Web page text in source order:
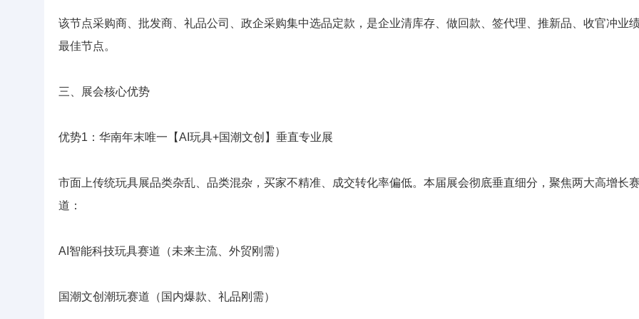
该节点采购商、批发商、礼品公司、政企采购集中选品定款，是企业清库存、做回款、签代理、推新品、收官冲业
最佳节点。
三、展会核心优势
优势1：华南年末唯一【AI玩具+国潮文创】垂直专业展
市面上传统玩具展品类杂乱、品类混杂，买家不精准、成交转化率偏低。本届展会彻底垂直细分，聚焦两大高增长
道：
AI智能科技玩具赛道（未来主流、外贸刚需）
国潮文创潮玩赛道（国内爆款、礼品刚需）